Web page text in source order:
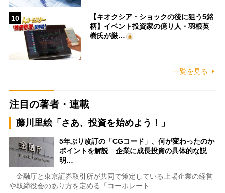
10
【キオクシア・ショックの後に狙う5銘
柄】イベント投資家の億り人・羽根英
樹氏が厳…
一覧を見る
注目の著者・連載
藤川里絵「さあ、投資を始めよう！」
5年ぶり改訂の「CGコード」、何が変わったのか
ポイントを解説 企業に成長投資の具体的な説
明…
金融庁と東京証券取引所が共同で策定している上場企業の経営
や取締役会のあり方を定める「コーポレート…